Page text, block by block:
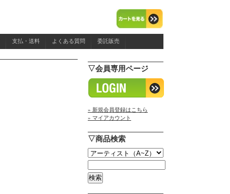
支払・送料 よくある質問 委託販売
▽会員専用ページ
» 新規会員登録はこちら
» マイアカウント
▽商品検索